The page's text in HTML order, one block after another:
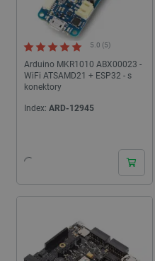
Arduino MKR1010 ABX00023 -
WiFi ATSAMD21 + ESP32 - s
konektory
5.0 (5)
Index: ARD-12945